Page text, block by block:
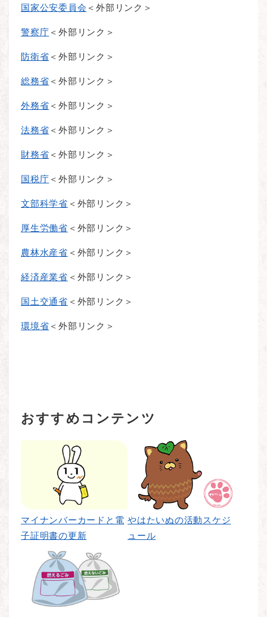
国家公安委員会 ＜外部リンク＞
警察庁 ＜外部リンク＞
防衛省 ＜外部リンク＞
総務省 ＜外部リンク＞
外務省 ＜外部リンク＞
法務省 ＜外部リンク＞
財務省 ＜外部リンク＞
国税庁 ＜外部リンク＞
文部科学省 ＜外部リンク＞
厚生労働省 ＜外部リンク＞
農林水産省 ＜外部リンク＞
経済産業省 ＜外部リンク＞
国土交通省 ＜外部リンク＞
環境省 ＜外部リンク＞
おすすめコンテンツ
マイナンバーカードと電
子証明書の更新
やはたいぬの活動スケジ
ュール